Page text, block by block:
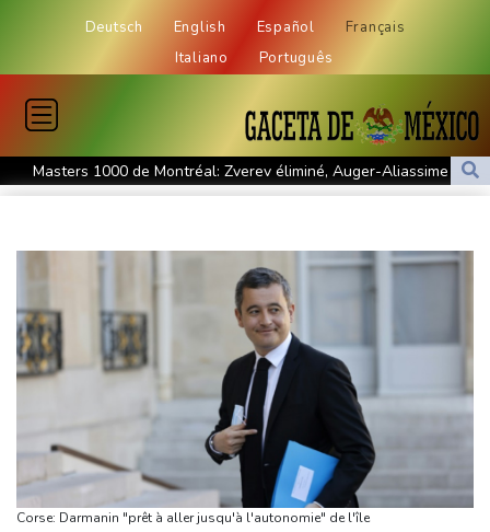
Deutsch English Español
Français
Italiano
Português
Masters 1000 de Montréal: Zverev éliminé, Auger-Aliassime
forfait
Munich face à son verdict
La Fifa reconnaît des "erreurs" et présente des "excuses" après
une réunion de crise au Maroc
Colombie: un bébé hippopotame descendant de la colonie
d'Escobar meurt malgré les soins
Colombie: le gouvernement met en garde contre de possibles
"actes terroristes" lors de l'investiture du président
L'étage supérieur d'une fusée SpaceX s'est écrasé sur la Lune
Séisme au Venezuela: la douloureuse valse des nombres de
Corse: Darmanin "prêt à aller jusqu'à l'autonomie" de l'île